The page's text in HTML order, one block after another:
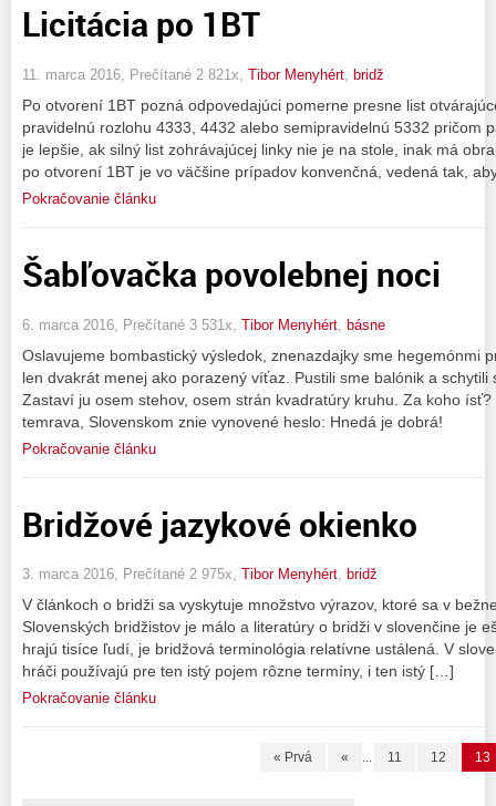
Licitácia po 1BT
11. marca 2016, Prečítané 2 821x, Tibor Menyhért bridž
Po otvorení 1BT pozná odpovedajúci pomerne presne list
pravidelnú rozlohu 4333, 4432 alebo semipravidelnú 5332 pričom
je lepšie, ak silný list zohrávajúcej linky nie je na stole, inak má
po otvorení 1BT je vo väčšine prípadov konvenčná, vedená tak,
Pokračovanie článku
Šabľovačka povolebnej noci
6. marca 2016, Prečítané 3 531x, Tibor Menyhért básne
Oslavujeme bombastický výsledok, znenazdajky sme hegemónmi
len dvakrát menej ako porazený víťaz. Pustili sme balónik a
Zastaví ju osem stehov, osem strán kvadratúry kruhu. Za koho
temrava, Slovenskom znie vynovené heslo: Hnedá je dobrá!
Pokračovanie článku
Bridžové jazykové okienko
3. marca 2016, Prečítané 2 975x, Tibor Menyhért, bridž
V článkoch o bridži sa vyskytuje množstvo výrazov, ktoré sa v
Slovenských bridžistov je málo a literatúry o bridži v slovenčine je
hrajú tisíce ľudí, je bridžová terminológia relatívne ustálená. V
hráči používajú pre ten istý pojem rôzne termíny, i ten istý […]
Pokračovanie článku
« Prvá « ... 11 12 13